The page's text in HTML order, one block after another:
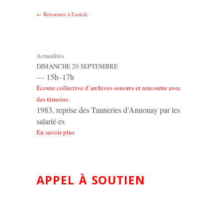
← Retourner à l'article
Actualités
DIMANCHE 20 SEPTEMBRE
— 15h–17h
Ecoute collective d’archives sonores et rencontre avec
des témoins.
1983, reprise des Tanneries d’Annonay par les
salarié·es
En savoir plus
APPEL À SOUTIEN